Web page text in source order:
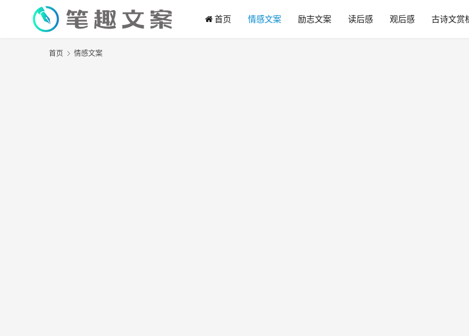
首页 情感文案 励志文案 读后感 观后感 古诗文赏
首页 情感文案